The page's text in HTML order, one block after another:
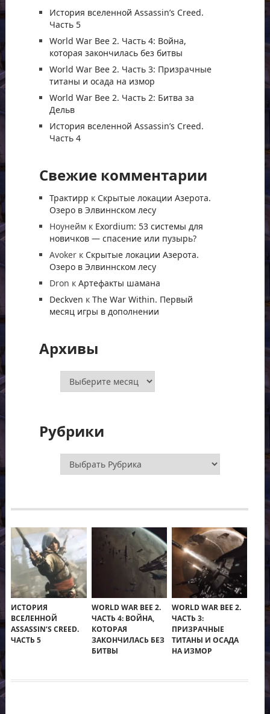
История вселенной Assassin’s Creed.
Часть 5
World War Bee 2. Часть 4: Война,
которая закончилась без битвы
World War Bee 2. Часть 3: Призрачные
титаны и осада на измор
World War Bee 2. Часть 2: Битва за
Дельв
История вселенной Assassin’s Creed.
Часть 4
Свежие комментарии
Трактирр к Скрытые локации Азерота.
Озеро в Элвиннском лесу
Ноунейм к Exordium: 53 системы для
новичков — спасение или пузырь?
Avoker к Скрытые локации Азерота.
Озеро в Элвиннском лесу
Dron кАртефакты шамана
Deckven кThe War Within. Первый
месяц игры в дополнении
Архивы
Архивы
Рубрики
Рубрики
ИСТОРИЯ
ВСЕЛЕННОЙ
ASSASSIN’S CREED.
ЧАСТЬ 5
WORLD WAR BEE 2.
ЧАСТЬ 4: ВОЙНА,
КОТОРАЯ
ЗАКОНЧИЛАСЬ БЕЗ
БИТВЫ
WORLD WAR BEE 2.
ЧАСТЬ 3:
ПРИЗРАЧНЫЕ
ТИТАНЫ И ОСАДА
НА ИЗМОР